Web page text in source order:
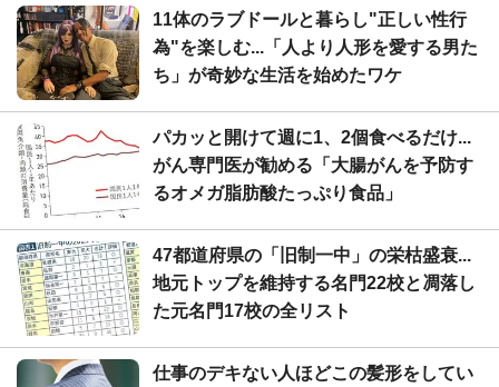
11体のラブドールと暮らし"正しい性行
為"を楽しむ...「人より人形を愛する男た
ち」が奇妙な生活を始めたワケ
パカッと開けて週に1、2個食べるだけ...
がん専門医が勧める「大腸がんを予防す
るオメガ脂肪酸たっぷり食品」
47都道府県の「旧制一中」の栄枯盛衰...
地元トップを維持する名門22校と凋落し
た元名門17校の全リスト
仕事のデキない人ほどこの髪形をしてい